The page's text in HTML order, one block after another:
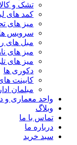
تشک و
کمد های
میز های
سرویس
مبل های
میز های
میز های
دکوری ها
کابینت
مبلمان
واحد معماری و
وبلاگ
تماس با ما
درباره ما
سبد خرید